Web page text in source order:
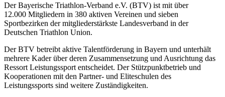
Der Bayerische Triathlon-Verband e.V. (BTV) ist mit über
12.000 Mitgliedern in 380 aktiven Vereinen und sieben
Sportbezirken der mitgliederstärkste Landesverband in der
Deutschen Triathlon Union.
Der BTV betreibt aktive Talentförderung in Bayern und unterhält
mehrere Kader über deren Zusammensetzung und Ausrichtung das
Ressort Leistungssport entscheidet. Der Stützpunktbetrieb und
Kooperationen mit den Partner- und Eliteschulen des
Leistungssports sind weitere Zuständigkeiten.